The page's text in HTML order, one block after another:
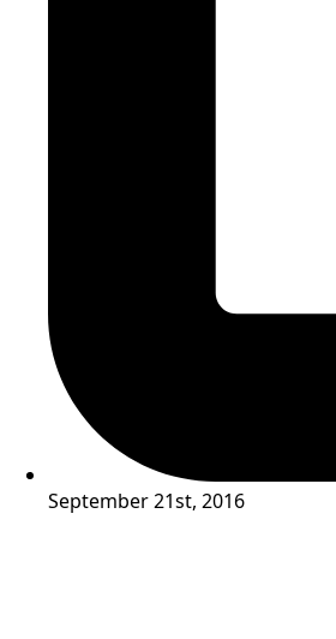
September 21st, 2016